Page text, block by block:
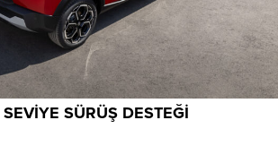
SÜRÜŞ DESTEĞİ